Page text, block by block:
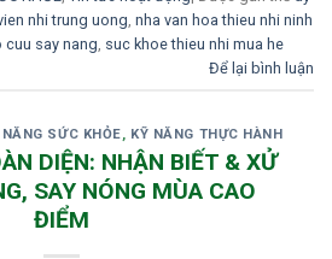
nhi trung uong nha van hoa thieu nhi ninh
cuu say nang suc khoe thieu nhi mua he
Để lại bình luận
NĂNG SỨC KHỎE, KỸ NĂNG THỰC HÀNH
DIỆN: NHẬN BIẾT & XỬ
SAY NÓNG MÙA CAO
ĐIỂM